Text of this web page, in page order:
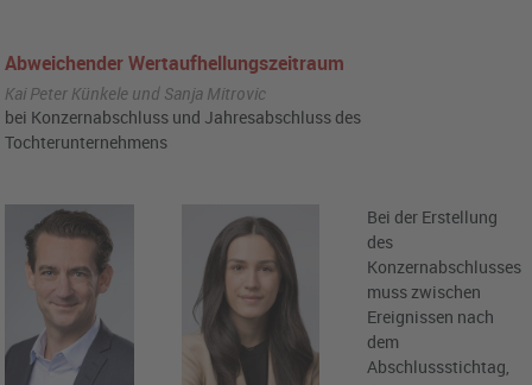
Abweichender Wertaufhellungszeitraum
Kai Peter Künkele und Sanja Mitrovic
bei Konzernabschluss und Jahresabschluss des
Tochterunternehmens
Bei der Erstellung
des
Konzernabschlusses
muss zwischen
Ereignissen nach
dem
Abschlussstichtag,